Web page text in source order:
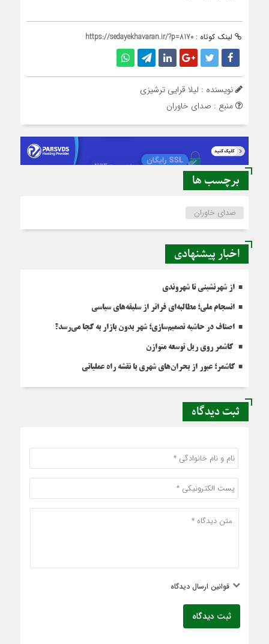
لینک کوتاه : https://sedayekhavaran.ir/?p=8170
نویسنده : لیلا قرایی ترشیزی
منبع : صدای خاوران
برچسب ها
صدای خاوران
اخبار پیشنهادی
از شهرنشینی تا شهروندی
انسجام ملی؛ مطالبه‌ای فراتر از سلیقه‌های سیاسی
اصناف در حاشیه تصمیم‌سازی؛ شهر بدون بازار به کجا می‌رسد؟
کاشمر روی ریل توسعه متوازن
کاشمر؛ عبور از بحران‌های شهری با نقشه راه عملیاتی
ثبت دیدگاه
قوانین ارسال دیدگاه
ثبت دیدگاه